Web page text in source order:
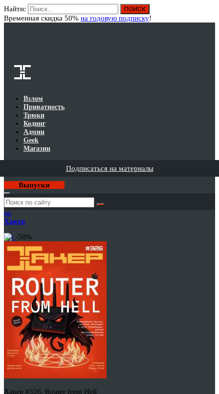
Найти:
Временная скидка 50% на годовую подписку!
Взлом
Приватность
Трюки
Кодинг
Админ
Geek
Магазин
Подписаться на материалы
Выпуски
Годовая
подписка
на
Хакер
-50%
Хакер #326. Router from Hell